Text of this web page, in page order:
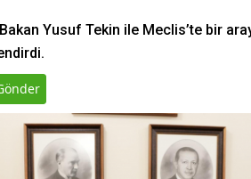
Yusuf Tekin ile Meclis’te bir